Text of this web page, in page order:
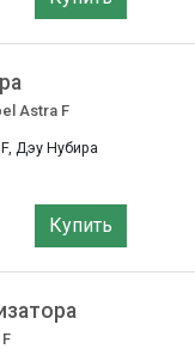
Astra F
Дэу Нубира
Купить